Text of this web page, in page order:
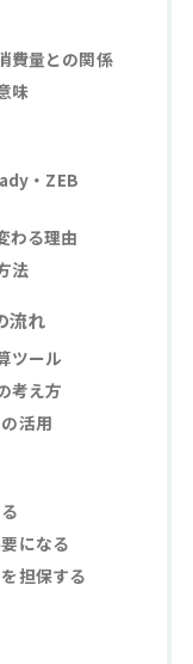
費量との関係
味
・ZEB
わる理由
法
流れ
ツール
考え方
活用
になる
担保する